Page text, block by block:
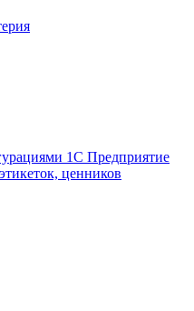
1С Предприятие
ценников